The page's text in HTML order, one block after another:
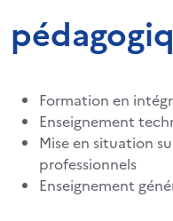
Formation en
Enseignement
Mise en situation
professionnels
Enseignement